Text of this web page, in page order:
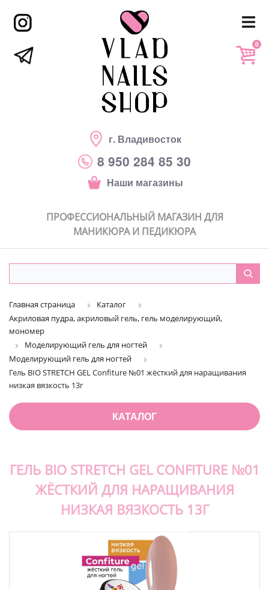
г. Владивосток
8 950 284 85 30
Наши магазины
0
ПРОФЕССИОНАЛЬНЫЙ МАГАЗИН ДЛЯ
МАНИКЮРА И ПЕДИКЮРА
Главная страница
Каталог
Акриловая пудра, акриловый гель, гель моделирующий,
мономер
Моделирующий гель для ногтей
Моделирующий гель для ногтей
Гель BIO STRETCH GEL Confiture №01 жёсткий для наращивания
низкая вязкость 13г
КАТАЛОГ
ГЕЛЬ BIO STRETCH GEL CONFITURE №01
ЖЁСТКИЙ ДЛЯ НАРАЩИВАНИЯ
НИЗКАЯ ВЯЗКОСТЬ 13Г